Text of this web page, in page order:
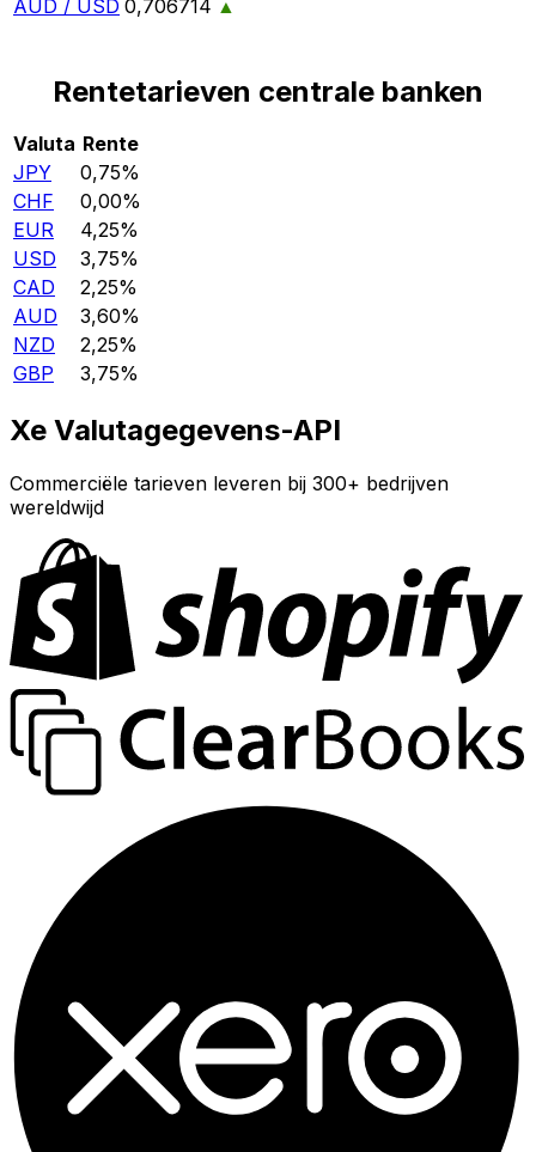
AUD / USD 0,706714 ▲
Rentetarieven centrale banken
Valuta Rente
JPY
0,75%
CHF
0,00%
EUR
4,25%
USD
3,75%
CAD
2,25%
AUD
3,60%
NZD
2,25%
GBP
3,75%
Xe Valutagegevens-API
Commerciële tarieven leveren bij 300+ bedrijven
wereldwijd